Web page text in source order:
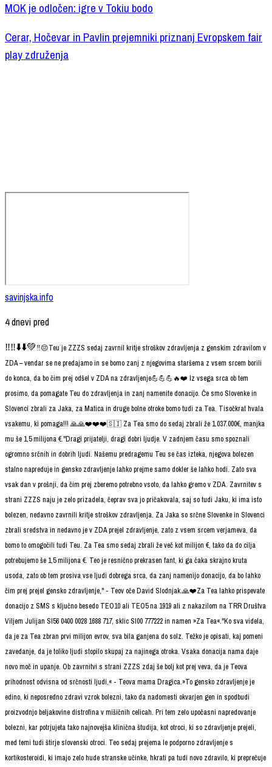
MOK je odločen: igre v Tokiu bodo
Cerar, Hočevar in Pavlin prejemniki priznanj Evropskem fair
play združenja
savinjska.info
4 dnevi pred
‼️‼️⬇️⬇️💚‼️😔Teu je ZZZS sedaj zavrnil kritje stroškov zdravljenja z genskim zdravilom v
ZDA – vendar se ne predajamo in se bomo zanj z njegovima staršema z vsem srcem borili
do konca, da bo čim prej odšel v ZDA na zdravljenje💪💪💪🔥❤️ Iz vsega srca ob tem
prosimo, da pomagate Teu do zdravljenja in zanj namenite donacijo. Če smo Slovenke in
Slovenci zbrali za Jaka, za Matica in druge bolne otroke bomo tudi za Tea. Tisočkrat hvala
vsakemu, ki pomaga!!! 🙏🙏❤️❤️❤️🇸🇮 Za Tea smo do sedaj zbrali že 1.037.000€, manjka
mu še 1,5 milijona €."Dragi prijatelji, dragi dobri ljudje. V zadnjem času smo spoznali
ogromno srčnih in dobrih ljudi. Našemu predragemu Teu se čas izteka, njegova bolezen
stalno napreduje in gensko zdravljenje lahko prejme samo dokler še lahko hodi. Zato sva
vsak dan v prošnji, da čim prej zberemo potrebno vsoto, da lahko gremo v ZDA. Zavrnitev s
strani ZZZS naju je zelo prizadela, čeprav sva jo pričakovala, saj so tudi Jaku, ki ima isto
bolezen, nedavno zavrnili kritje stroškov zdravljenja. Za Jaka so srčne Slovenke in Slovenci
zbrali sredstva in nedavno je v ZDA prejel zdravljenje, zato z vsem srcem verjameva, da
bomo to omogočili tudi Teu. Za Tea smo sedaj zbrali že več kot milijon €, tako da do cilja
potrebujemo še 1,5 milijona €. Teo je resnično prekrasen fant, ki ga čaka skrajno kruta
usoda, zato ob tem prosiva vse ljudi dobrega srca, da zanj namenijo donacijo, da bo lahko
čim prej prejel gensko zdravljenje," - Teov oče David Slodnjak.🙏❤️Za Tea lahko prispevate
donacijo z SMS s ključno besedo TEO10 ali TEO5 na 1919 ali z nakazilom na TRR Društva
Viljem Julijan SI56 0400 0028 1688 717, sklic SI00 777222 in namen »Za Tea«."Ko sva videla,
da je za Tea zbran prvi milijon evrov, sva bila ganjena do solz. Težko je opisati, kaj pomeni
zavedanje, da je toliko ljudi stopilo skupaj za najinega otroka. Vsaka donacija nama daje
novo moč in upanje. Ob zavrnitvi s strani ZZZS zdaj še bolj kot prej veva, da je Teova
prihodnost odvisna od srčnosti ljudi,« - Teova mama Dragica.»To gensko zdravljenje je
edino, ki neposredno zdravi vzrok bolezni, tako da nadomesti okvarjen gen in spodbudi
proizvodnjo beljakovine distrofina v mišičnih celicah. Pri tem zelo upočasni napredovanje
bolezni, kar potrjujeta tako najnovejša klinična študija, kot otroci, ki so zdravljenje prejeli,
med temi tudi štirje slovenski otroci. Teo sedaj prejema le podporno zdravljenje s
kortikosteroidi, ki imajo zelo hude stranske učinke, hkrati pa tudi novo zdravilo, ki preprečuje